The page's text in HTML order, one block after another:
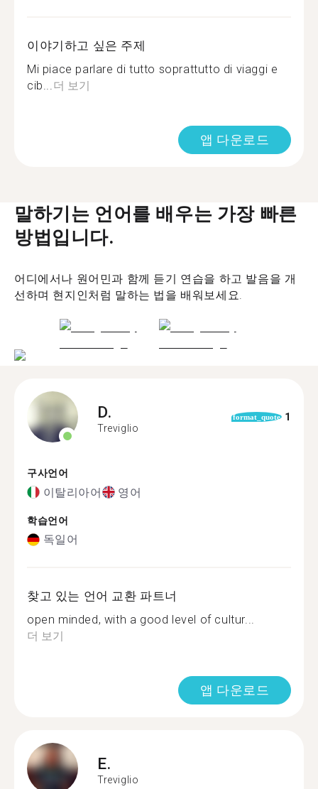
이야기하고 싶은 주제
Mi piace parlare di tutto soprattutto di viaggi e
cib... 더 보기
앱 다운로드
말하기는 언어를 배우는 가장 빠른
방법입니다.
어디에서나 원어민과 함께 듣기 연습을 하고 발음을 개
선하며 현지인처럼 말하는 법을 배워보세요.
D.
Treviglio
format_quote 1
구사언어
이탈리아어 영어
학습언어
독일어
찾고 있는 언어 교환 파트너
open minded, with a good level of cultur...
더 보기
앱 다운로드
E.
Treviglio